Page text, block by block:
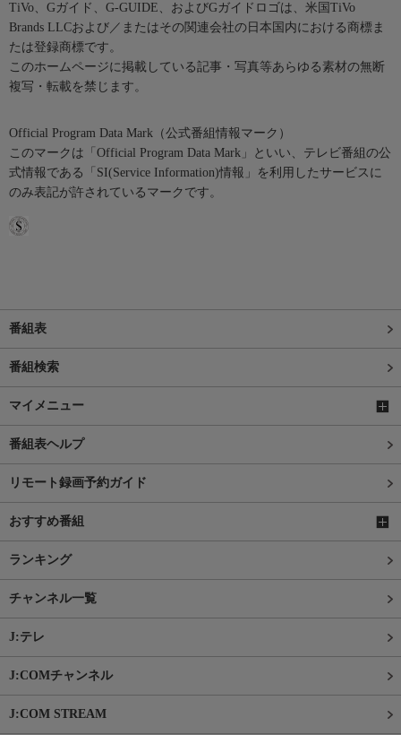
TiVo、Gガイド、G-GUIDE、およびGガイドロゴは、米国TiVo
Brands LLCおよび／またはその関連会社の日本国内における商標ま
たは登録商標です。
このホームページに掲載している記事・写真等あらゆる素材の無断
複写・転載を禁じます。
Official Program Data Mark（公式番組情報マーク）
このマークは「Official Program Data Mark」といい、テレビ番組の公
式情報である「SI(Service Information)情報」を利用したサービスに
のみ表記が許されているマークです。
番組表
番組検索
マイメニュー
番組表ヘルプ
リモート録画予約ガイド
おすすめ番組
ランキング
チャンネル一覧
J:テレ
J:COMチャンネル
J:COM STREAM